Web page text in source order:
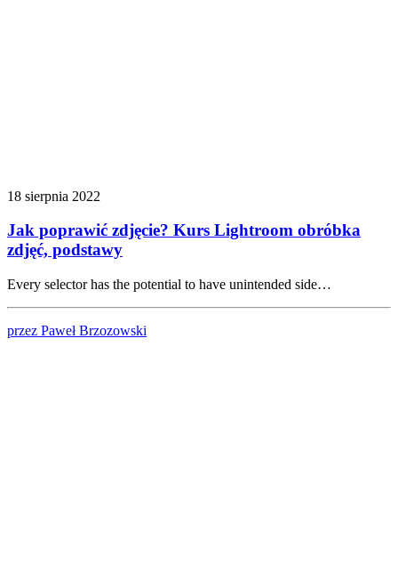
18 sierpnia 2022
Jak poprawić zdjęcie? Kurs Lightroom obróbka
zdjęć, podstawy
Every selector has the potential to have unintended side…
przez Paweł Brzozowski